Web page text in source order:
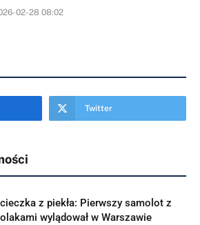
02-28 08:02
Twitter
z piekła: Pierwszy samolot z
wylądował w Warszawie